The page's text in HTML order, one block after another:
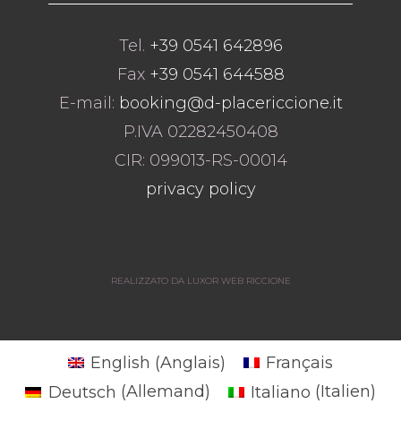
Tel. +39 0541 642896
Fax +39 0541 644588
E-mail: booking@d-placericcione.it
P.IVA 02282450408
CIR: 099013-RS-00014
privacy policy
REALIZZATO DA LUXOR WEB RICCIONE
English (Anglais)
Français
Deutsch (Allemand) Italiano (Italien)